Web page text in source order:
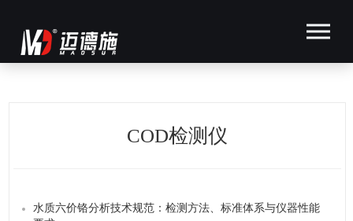
COD检测仪
水质六价铬分析技术规范：检测方法、标准体系与仪器性能